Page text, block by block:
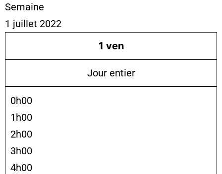
Semaine
1 juillet 2022
1 ven
Jour entier
0h00
1h00
2h00
3h00
4h00